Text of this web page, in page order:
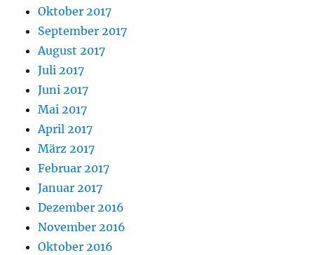
Oktober 2017
September 2017
August 2017
Juli 2017
Juni 2017
Mai 2017
April 2017
März 2017
Februar 2017
Januar 2017
Dezember 2016
November 2016
Oktober 2016